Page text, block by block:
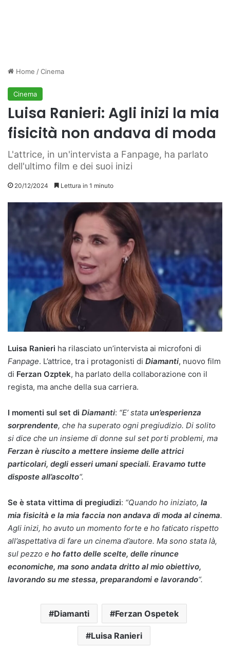
Home /Cinema
Cinema
Luisa Ranieri: Agli inizi la mia
fisicità non andava di moda
L'attrice, in un'intervista a Fanpage, ha parlato
dell'ultimo film e dei suoi inizi
20/12/2024 Lettura in 1 minuto
Luisa Ranieri ha rilasciato un’intervista ai microfoni di
Fanpage. L’attrice, tra i protagonisti di Diamanti, nuovo film
di Ferzan Ozptek, ha parlato della collaborazione con il
regista, ma anche della sua carriera.
I momenti sul set di Diamanti: “E’ stata un’esperienza
sorprendente, che ha superato ogni pregiudizio. Di solito
si dice che un insieme di donne sul set porti problemi, ma
Ferzan è riuscito a mettere insieme delle attrici
particolari, degli esseri umani speciali. Eravamo tutte
disposte all’ascolto“.
Se è stata vittima di pregiudizi: “Quando ho iniziato, la
mia fisicità e la mia faccia non andava di moda al cinema.
Agli inizi, ho avuto un momento forte e ho faticato rispetto
all’aspettativa di fare un cinema d’autore. Ma sono stata là,
sul pezzo e ho fatto delle scelte, delle rinunce
economiche, ma sono andata dritto al mio obiettivo,
lavorando su me stessa, preparandomi e lavorando“.
Diamanti Ferzan Ospetek
Luisa Ranieri